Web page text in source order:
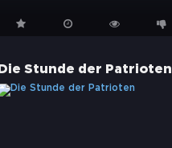
Die Stunde der Patrioten